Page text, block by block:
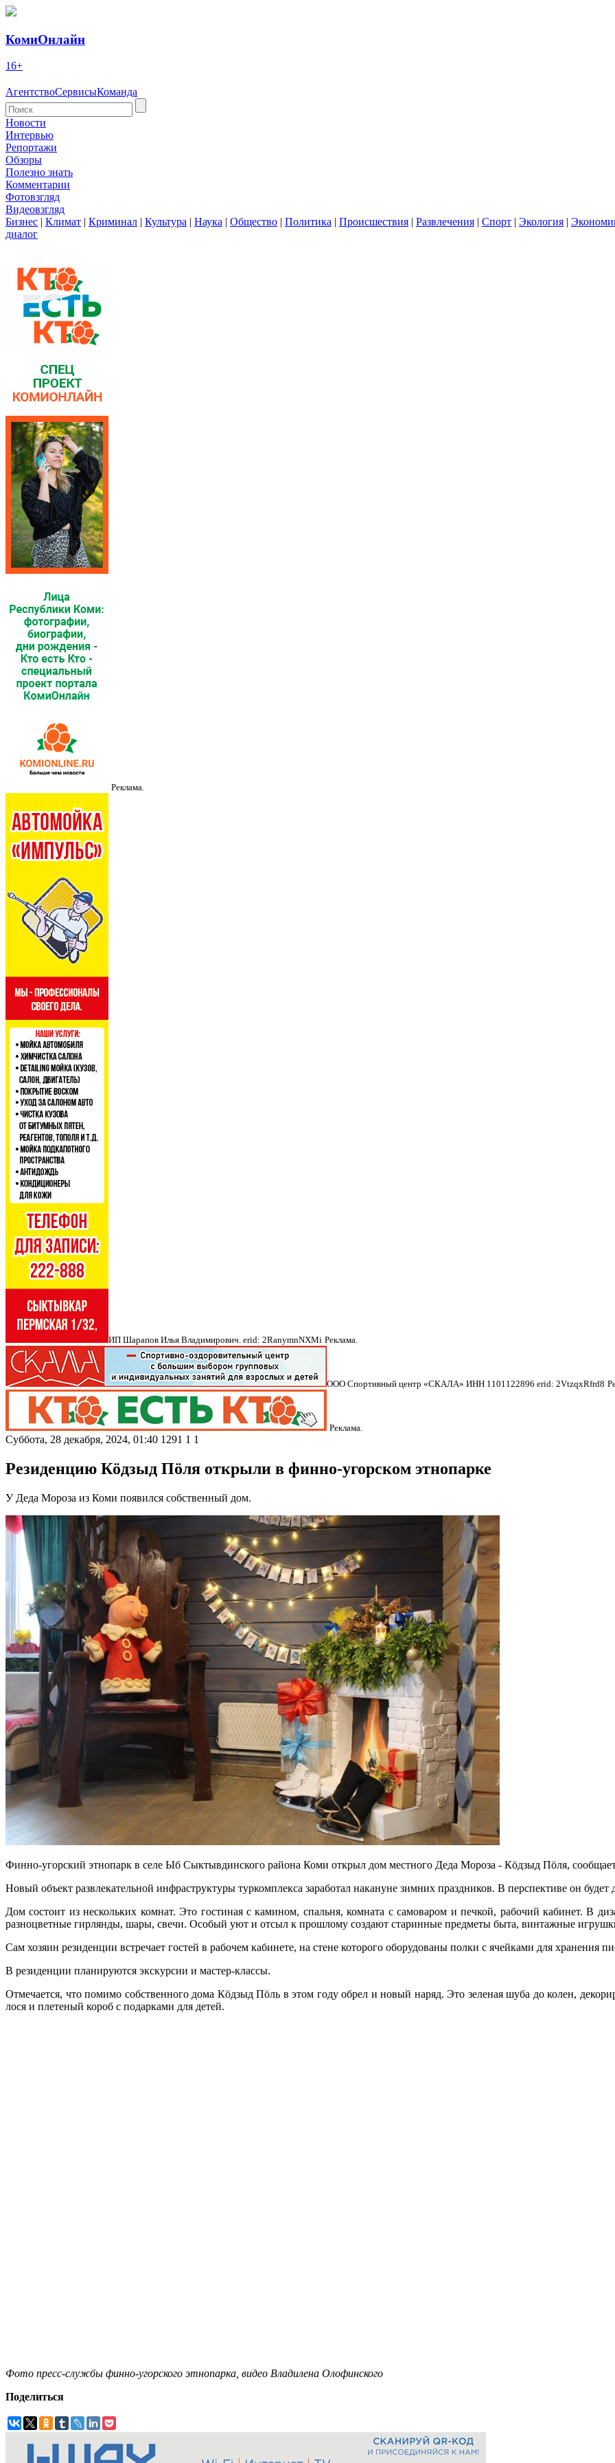
КомиОнлайн
16+
АгентствоСервисыКоманда
Новости
Интервью
Репортажи
Обзоры
Полезно знать
Комментарии
Фотовзгляд
Видеовзгляд
Бизнес | Климат | Криминал | Культура | Наука | Общество | Политика | Происшествия | Развлечения | Спорт | Экология |
диалог
Реклама.
ИП Шарапов Илья Владимирович. erid: 2RanymnNXMi Реклама.
ООО Спортивный центр «СКАЛА» ИНН 1101122896 erid: 2VtzqxRfrd8
Реклама.
Суббота, 28 декабря, 2024, 01:40 1291 1 1
Резиденцию Кöдзыд Пöля открыли в финно-угорском этнопарке
У Деда Мороза из Коми появился собственный дом.
Финно-угорский этнопарк в селе Ыб Сыктывдинского района Коми открыл дом местного Деда Мороза - Кöдзыд Пöля,
Новый объект развлекательной инфраструктуры туркомплекса заработал накануне зимних праздников. В перспективе он будет
Дом состоит из нескольких комнат. Это гостиная с камином, спальня, комната с самоваром и печкой, рабочий кабинет. В
разноцветные гирлянды, шары, свечи. Особый уют и отсыл к прошлому создают старинные предметы быта, винтажные
Сам хозяин резиденции встречает гостей в рабочем кабинете, на стене которого оборудованы полки с ячейками для хранения
В резиденции планируются экскурсии и мастер-классы.
Отмечается, что помимо собственного дома Кöдзыд Пöль в этом году обрел и новый наряд. Это зеленая шуба до колен,
лося и плетеный короб с подарками для детей.
Фото пресс-службы финно-угорского этнопарка, видео Владилена Олофинского
Поделиться